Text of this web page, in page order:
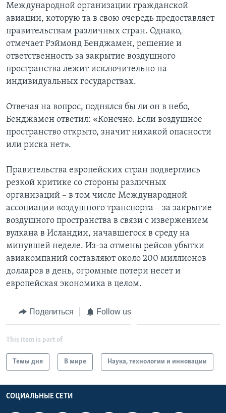
Международной организации гражданской
авиации, которую та в свою очередь предоставляет
правительствам различных стран. Однако,
отмечает Рэймонд Бенджамен, решение и
ответственность за закрытие воздушного
пространства лежит исключительно на
индивидуальных государствах.
Отвечая на вопрос, поднялся бы ли он в небо,
Бенджамен ответил: «Конечно. Если воздушное
пространство открыто, значит никакой опасности
или риска нет».
Правительства европейских стран подверглись
резкой критике со стороны различных
организаций – в том числе Международной
ассоциации воздушного транспорта – за закрытие
воздушного пространства в связи с извержением
вулкана в Исландии, начавшегося в среду на
минувшей неделе. Из-за отмены рейсов убытки
авиакомпаний составляют около 200 миллионов
долларов в день, огромные потери несет и
европейская экономика в целом.
Поделиться Follow us
This item is part of
Темы дня В мире Наука, технологии и инновации
СОЦИАЛЬНЫЕ СЕТИ